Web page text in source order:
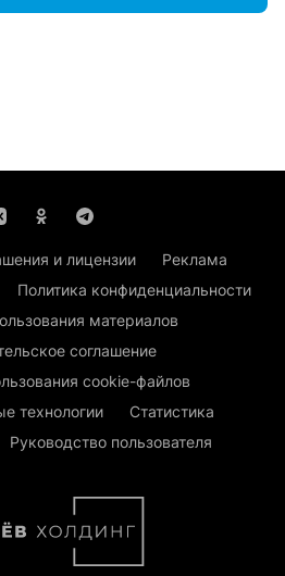
и лицензии
Реклама
Политика конфиденциальности
материалов
соглашение
cookie-файлов
технологии
Статистика
Руководство пользователя